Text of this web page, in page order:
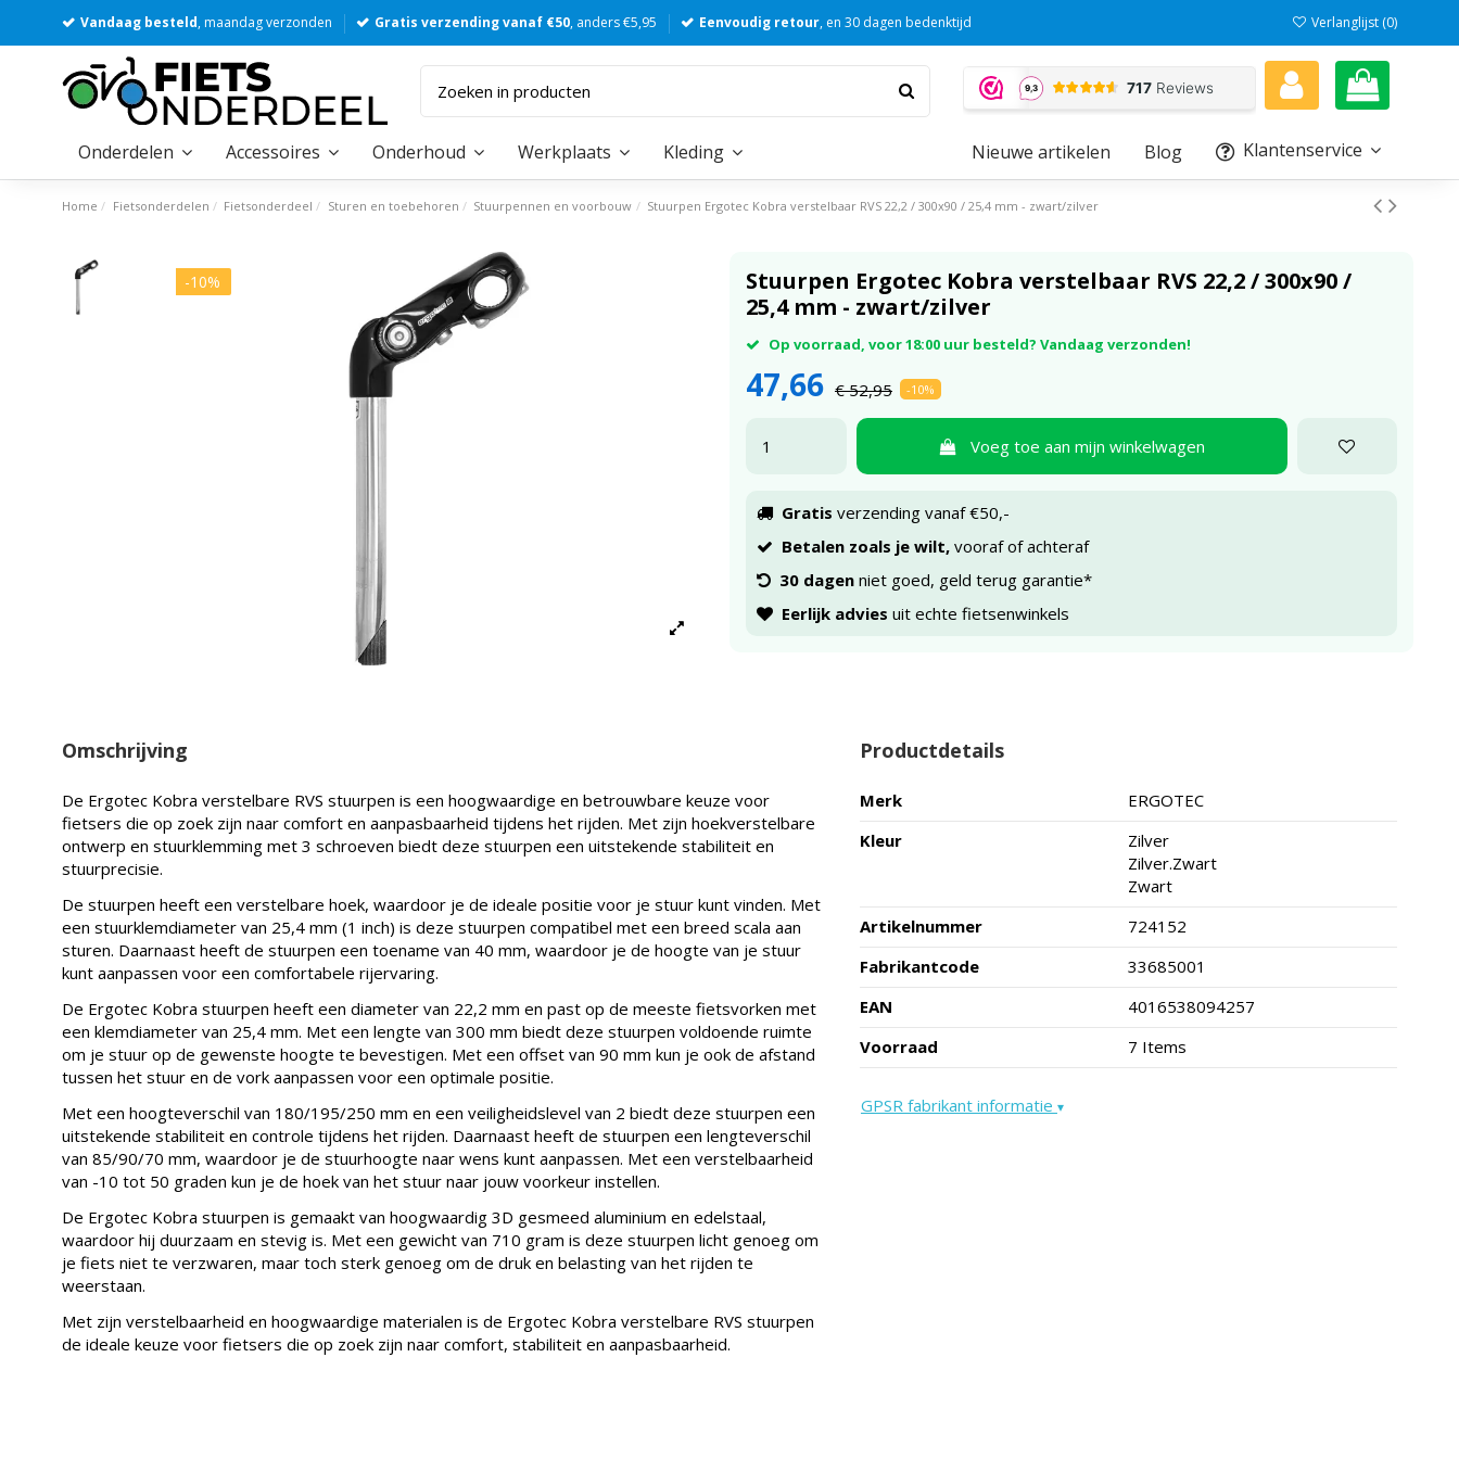
Vandaag besteld, maandag verzonden Gratis verzending vanaf €50, anders €5,95 Eenvoudig retour, en 30 dagen bedenktijd Verlanglijst (0)
Onderdelen Accessoires Onderhoud Werkplaats Kleding Klantenservice
Blog
Nieuwe artikelen
Home Fietsonderdelen Fietsonderdeel Sturen en toebehoren Stuurpennen en voorbouw Stuurpen Ergotec Kobra verstelbaar RVS 22,2 / 300x90 / 25,4 mm - zwart/zilver
-10%
Stuurpen Ergotec Kobra verstelbaar RVS 22,2 / 300x90 /
25,4 mm - zwart/zilver
Op voorraad, voor 18:00 uur besteld? Vandaag verzonden!
47,66 € 52,95 -10%
Voeg toe aan mijn winkelwagen
Gratis verzending vanaf €50,-
Betalen zoals je wilt,vooraf of achteraf
30 dagenniet goed, geld terug garantie*
Eerlijk advies uit echte fietsenwinkels
Omschrijving
De Ergotec Kobra verstelbare RVS stuurpen is een hoogwaardige en betrouwbare keuze voor
fietsers die op zoek zijn naar comfort en aanpasbaarheid tijdens het rijden. Met zijn hoekverstelbare
ontwerp en stuurklemming met 3 schroeven biedt deze stuurpen een uitstekende stabiliteit en
stuurprecisie.
De stuurpen heeft een verstelbare hoek, waardoor je de ideale positie voor je stuur kunt vinden. Met
een stuurklemdiameter van 25,4 mm (1 inch) is deze stuurpen compatibel met een breed scala aan
sturen. Daarnaast heeft de stuurpen een toename van 40 mm, waardoor je de hoogte van je stuur
kunt aanpassen voor een comfortabele rijervaring.
De Ergotec Kobra stuurpen heeft een diameter van 22,2 mm en past op de meeste fietsvorken met
een klemdiameter van 25,4 mm. Met een lengte van 300 mm biedt deze stuurpen voldoende ruimte
om je stuur op de gewenste hoogte te bevestigen. Met een offset van 90 mm kun je ook de afstand
tussen het stuur en de vork aanpassen voor een optimale positie.
Met een hoogteverschil van 180/195/250 mm en een veiligheidslevel van 2 biedt deze stuurpen een
uitstekende stabiliteit en controle tijdens het rijden. Daarnaast heeft de stuurpen een lengteverschil
van 85/90/70 mm, waardoor je de stuurhoogte naar wens kunt aanpassen. Met een verstelbaarheid
van -10 tot 50 graden kun je de hoek van het stuur naar jouw voorkeur instellen.
De Ergotec Kobra stuurpen is gemaakt van hoogwaardig 3D gesmeed aluminium en edelstaal,
waardoor hij duurzaam en stevig is. Met een gewicht van 710 gram is deze stuurpen licht genoeg om
je fiets niet te verzwaren, maar toch sterk genoeg om de druk en belasting van het rijden te
weerstaan.
Met zijn verstelbaarheid en hoogwaardige materialen is de Ergotec Kobra verstelbare RVS stuurpen
de ideale keuze voor fietsers die op zoek zijn naar comfort, stabiliteit en aanpasbaarheid.
Productdetails
Merk
ERGOTEC
Kleur
Zilver
Zilver.Zwart
Zwart
Artikelnummer
724152
Fabrikantcode
33685001
EAN
4016538094257
Voorraad
7 Items
GPSR fabrikant informatie ▾